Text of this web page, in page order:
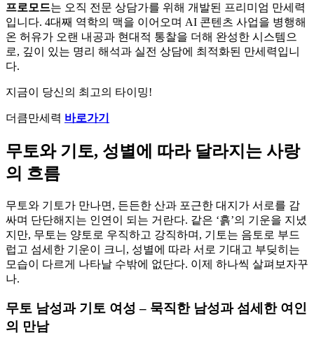
프로모드는 오직 전문 상담가를 위해 개발된 프리미엄 만세력
입니다. 4대째 역학의 맥을 이어오며 AI 콘텐츠 사업을 병행해
온 허유가 오랜 내공과 현대적 통찰을 더해 완성한 시스템으
로, 깊이 있는 명리 해석과 실전 상담에 최적화된 만세력입니
다.
지금이 당신의 최고의 타이밍!
더큼만세력 바로가기
무토와 기토, 성별에 따라 달라지는 사랑
의 흐름
무토와 기토가 만나면, 든든한 산과 포근한 대지가 서로를 감
싸며 단단해지는 인연이 되는 거란다. 같은 ‘흙’의 기운을 지녔
지만, 무토는 양토로 우직하고 강직하며, 기토는 음토로 부드
럽고 섬세한 기운이 크니, 성별에 따라 서로 기대고 부딪히는
모습이 다르게 나타날 수밖에 없단다. 이제 하나씩 살펴보자꾸
나.
무토 남성과 기토 여성 – 묵직한 남성과 섬세한 여인
의 만남